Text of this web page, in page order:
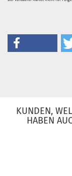
KUNDEN,
HABEN